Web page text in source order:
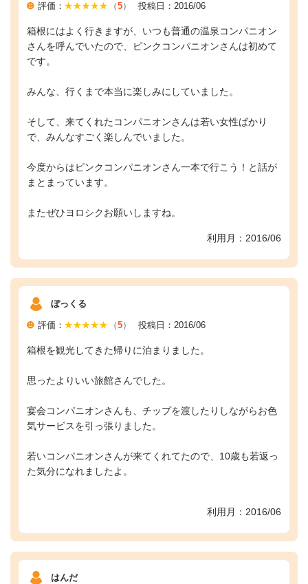
評価： （5） 投稿日：2016/06
箱根にはよく行きますが、いつも普通の温泉コンパニオン
さんを呼んでいたので、ピンクコンパニオンさんは初めて
です。
みんな、行くまで本当に楽しみにしていました。
そして、来てくれたコンパニオンさんは若い女性ばかり
で、みんなすごく楽しんでいました。
今度からはピンクコンパニオンさん一本で行こう！と話が
まとまっています。
またぜひヨロシクお願いしますね。
利用月：2016/06
ぼっくる
評価： （5） 投稿日：2016/06
箱根を観光してきた帰りに泊まりました。
思ったよりいい旅館さんでした。
宴会コンパニオンさんも、チップを渡したりしながらお色
気サービスを引っ張りました。
若いコンパニオンさんが来てくれてたので、10歳も若返っ
た気分になれましたよ。
利用月：2016/06
はんだ